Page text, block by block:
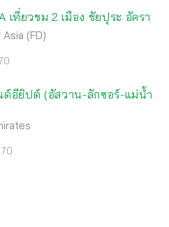
เที่ยวชม 2 เมือง ชัยปุระ อัครา
(FD)
ด์อียิปต์ (อัสวาน-ลักซอร์-แม่น้ำ
70